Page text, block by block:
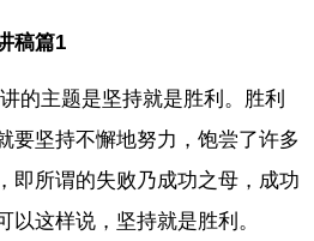
稿篇1
的主题是坚持就是胜利。胜利
要坚持不懈地努力，饱尝了许多
即所谓的失败乃成功之母，成功
以这样说，坚持就是胜利。